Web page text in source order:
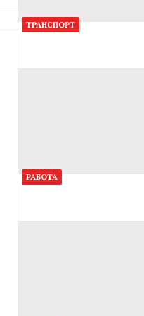
ТРАНСПОРТ
РАБОТА